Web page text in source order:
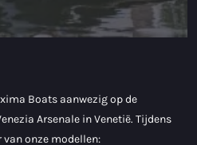
Boats aanwezig op de
Arsenale in Venetië. Tijdens
van onze modellen: